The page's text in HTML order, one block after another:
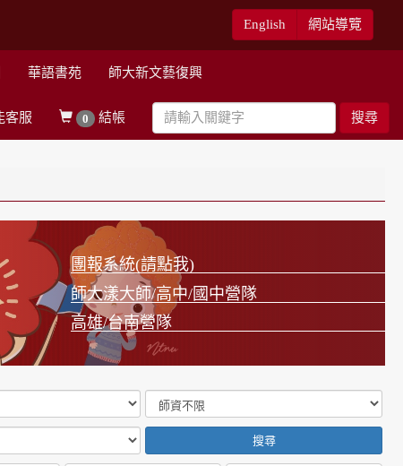
English 網站導覽
華語書苑 師大新文藝復興
搜尋
0 結帳
客服
團報系統(請點我)
師大漾大師/高中/國中營隊
高雄/台南營隊
搜尋